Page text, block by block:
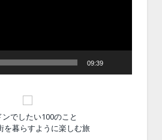
09:39
ンでしたい100のこと
を暮らすように楽しむ旅